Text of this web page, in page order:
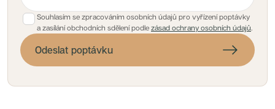
Souhlasím se zpracováním osobních údajů pro vyřízení poptávky
a zasílání obchodních sdělení podle zásad ochrany osobních údajů.
Odeslat poptávku